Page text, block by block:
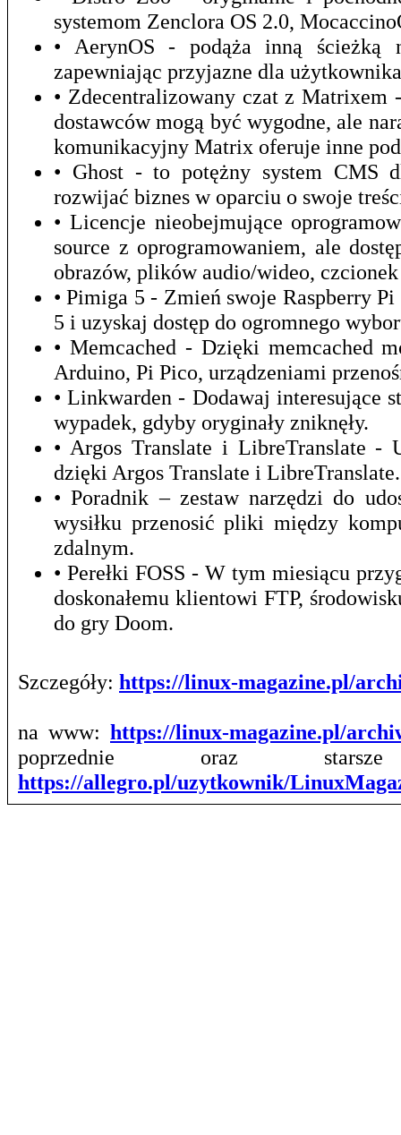
systemom Zenclora OS 2.0,
• AerynOS - podąża inną ścieżką
zapewniając przyjazne dla
• Zdecentralizowany czat z
dostawców mogą być wygodne, ale
komunikacyjny Matrix oferuje inne
• Ghost - to potężny system CMS
rozwijać biznes w oparciu o swoje
• Licencje nieobejmujące
source z oprogramowaniem, ale
obrazów, plików audio/wideo,
• Pimiga 5 - Zmień swoje Raspberry
5 i uzyskaj dostęp do ogromnego
• Memcached - Dzięki memcached
Arduino, Pi Pico, urządzeniami
• Linkwarden - Dodawaj interesujące
wypadek, gdyby oryginały zniknęły.
• Argos Translate i LibreTranslate -
dzięki Argos Translate i LibreTranslate.
• Poradnik – zestaw narzędzi do
wysiłku przenosić pliki między
zdalnym.
• Perełki FOSS - W tym miesiącu
doskonałemu klientowi FTP,
do gry Doom.
Szczegóły: https://linux-magazine.pl/
na www: https://linux-magazine.pl/
poprzednie oraz
https://allegro.pl/uzytkownik/